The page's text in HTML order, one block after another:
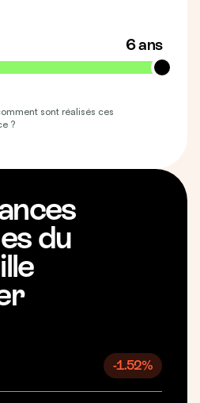
6 ans
sont réalisés ces
?
du
-1.52%